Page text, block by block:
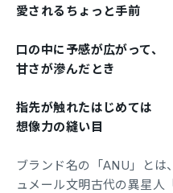
愛されるちょっと手前
口の中に予感が広がって、
甘さが滲んだとき
指先が触れたはじめては
想像力の縫い目
ブランド名の「ANU」とは
ュメール文明古代の異星人